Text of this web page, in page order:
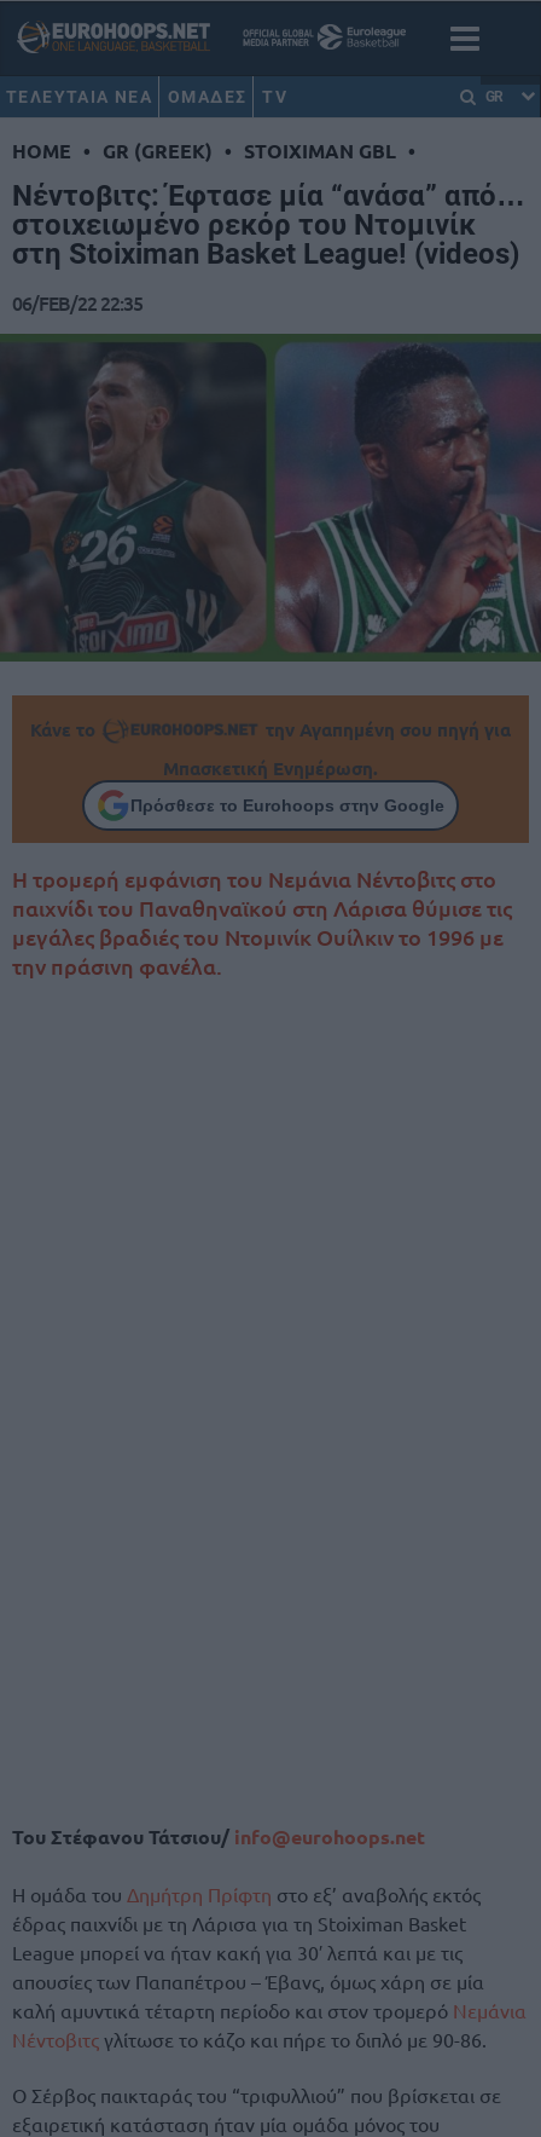
ΤΕΛΕΥΤΑΙΑ ΝΕΑ ΟΜΑΔΕΣ TV GR
HOME • GR (GREEK) • STOIXIMAN GBL •
Νέντοβιτς: Έφτασε μία “ανάσα” από…
στοιχειωμένο ρεκόρ του Ντομινίκ
στη Stoiximan Basket League! (videos)
06/FEB/22 22:35
Κάνε το
την Αγαπημένη σου πηγή για
Μπασκετική Ενημέρωση.
Πρόσθεσε το Eurohoops στην Google
Η τρομερή εμφάνιση του Νεμάνια Νέντοβιτς στο
παιχνίδι του Παναθηναϊκού στη Λάρισα θύμισε τις
μεγάλες βραδιές του Ντομινίκ Ουίλκιν το 1996 με
την πράσινη φανέλα.
Του Στέφανου Τάτσιου/ info@eurohoops.net
Η ομάδα του Δημήτρη Πρίφτη στο εξ’ αναβολής εκτός
έδρας παιχνίδι με τη Λάρισα για τη Stoiximan Basket
League μπορεί να ήταν κακή για 30′ λεπτά και με τις
απουσίες των Παπαπέτρου – Έβανς, όμως χάρη σε μία
καλή αμυντικά τέταρτη περίοδο και στον τρομερό Νεμάνια
Νέντοβιτς γλίτωσε το κάζο και πήρε το διπλό με 90-86.
Ο Σέρβος παικταράς του “τριφυλλιού” που βρίσκεται σε
εξαιρετική κατάσταση ήταν μία ομάδα μόνος του